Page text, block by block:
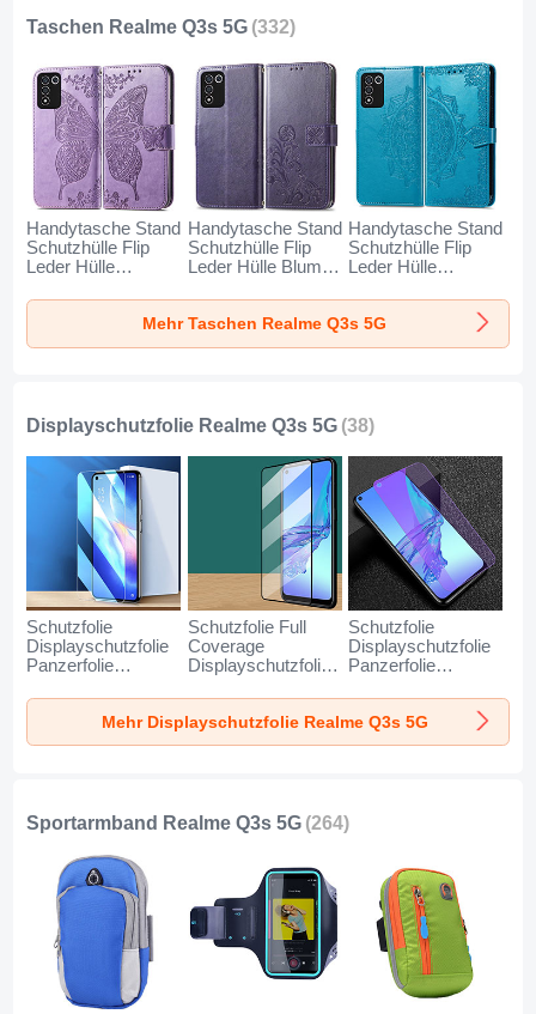
Taschen Realme Q3s 5G (332)
Handytasche Stand
Schutzhülle Flip
Leder Hülle
Realme Q3s 5G
Handytasche Stand
Schutzhülle Flip
Leder Hülle Blumen
Violett
Handytasche Stand
Schutzhülle Flip
Leder Hülle
Realme Q3s 5G
Blau
Mehr Taschen Realme Q3s 5G
Displayschutzfolie Realme Q3s 5G (38)
Schutzfolie
Displayschutzfolie
Panzerfolie
Glasfolie Skins
zum Aufkleben
Panzerglas für
Schutzfolie Full
Coverage
Displayschutzfolie
Gehärtetes Glas
Glasfolie Skins
zum Aufkleben
Schutzfolie
Displayschutzfolie
Panzerfolie
Glasfolie Anti Blue
Ray Skins zum
Aufkleben
Mehr Displayschutzfolie Realme Q3s 5G
Sportarmband Realme Q3s 5G (264)